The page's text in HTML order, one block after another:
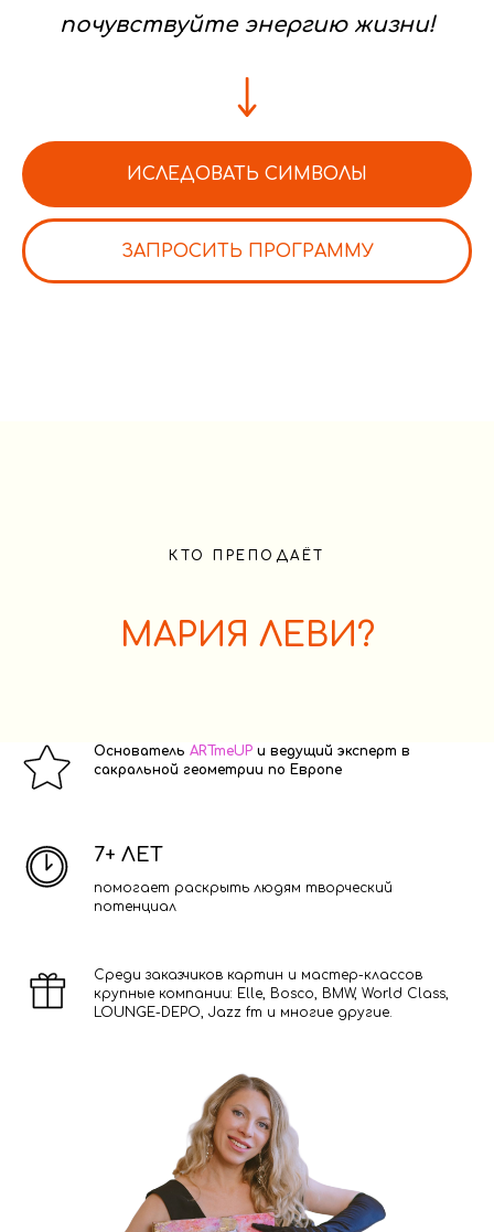
почувствуйте энергию жизни!
ИСЛЕДОВАТЬ СИМВОЛЫ
ЗАПРОСИТЬ ПРОГРАММУ
КТО ПРЕПОДАЁТ
МАРИЯ ЛЕВИ?
Основатель ARTmeUP и ведущий эксперт в
сакральной геометрии по Европе
7+ ЛЕТ
помогает раскрыть людям творческий
потенциал
Среди заказчиков картин и мастер-классов
крупные компании: Elle, Bosco, BMW, World Class,
LOUNGE-DEPO, Jazz fm и многие другие.